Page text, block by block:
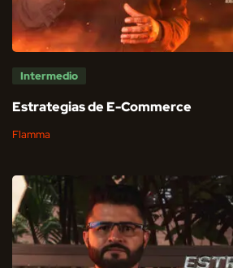
Intermedio
Estrategias de E-Commerce
Flamma